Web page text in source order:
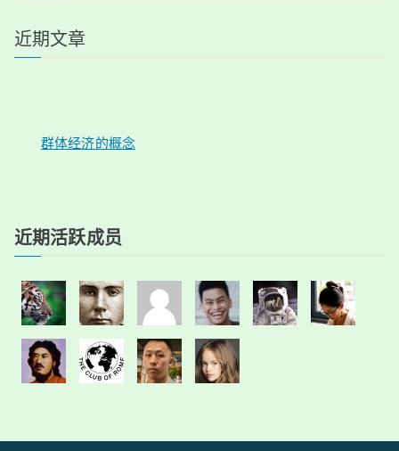
近期文章
群体经济的概念
近期活跃成员